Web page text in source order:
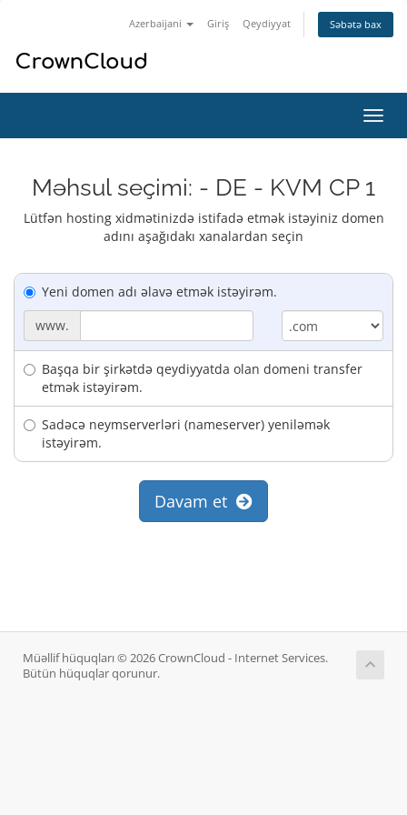
Azerbaijani Giriş Qeydiyyat Səbətə bax
keçid
Məhsul seçimi: - DE - KVM CP 1
Lütfən hosting xidmətinizdə istifadə etmək istəyiniz domen
adını aşağıdakı xanalardan seçin
Yeni domen adı əlavə etmək istəyirəm.
www.
Başqa bir şirkətdə qeydiyyatda olan domeni transfer
etmək istəyirəm.
Sadəcə neymserverləri (nameserver) yeniləmək
istəyirəm.
Davam et
Müəllif hüquqları © 2026 CrownCloud - Internet Services.
Bütün hüquqlar qorunur.